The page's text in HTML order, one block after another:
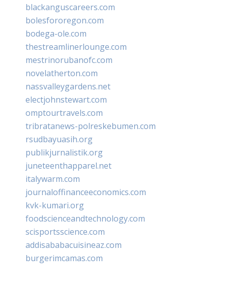
blackanguscareers.com
bolesfororegon.com
bodega-ole.com
thestreamlinerlounge.com
mestrinorubanofc.com
novelatherton.com
nassvalleygardens.net
electjohnstewart.com
omptourtravels.com
tribratanews-polreskebumen.com
rsudbayuasih.org
publikjurnalistik.org
juneteenthapparel.net
italywarm.com
journaloffinanceeconomics.com
kvk-kumari.org
foodscienceandtechnology.com
scisportsscience.com
addisababacuisineaz.com
burgerimcamas.com